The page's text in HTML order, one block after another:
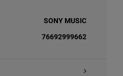
SONY MUSIC
76692999662